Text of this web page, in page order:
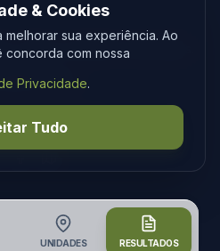
Todos os direitos reservados.
Termos
Tecmedia
& Cookies
melhorar sua experiência. Ao
concorda com nossa
Privacidade.
Tudo
UNIDADES RESULTADOS